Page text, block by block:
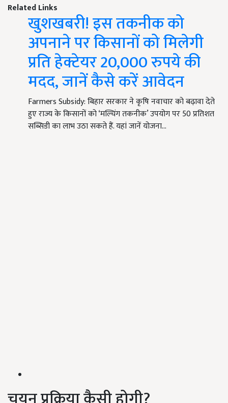
Related Links
खुशखबरी! इस तकनीक को
अपनाने पर किसानों को मिलेगी
प्रति हेक्टेयर 20,000 रुपये की
मदद, जानें कैसे करें आवेदन
Farmers Subsidy: बिहार सरकार ने कृषि नवाचार को बढ़ावा देते
हुए राज्य के किसानों को ‘मल्चिंग तकनीक’ उपयोग पर 50 प्रतिशत
सब्सिडी का लाभ उठा सकते हैं. यहां जानें योजना…